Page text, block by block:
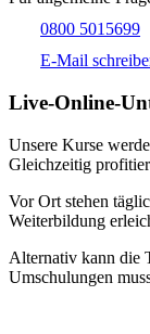
0800 5015699
E-Mail
Live-​Online-
Unsere Kurse
Gleichzeitig
Vor Ort stehen
Weiterbildung
Alternativ kann die
Umschulungen